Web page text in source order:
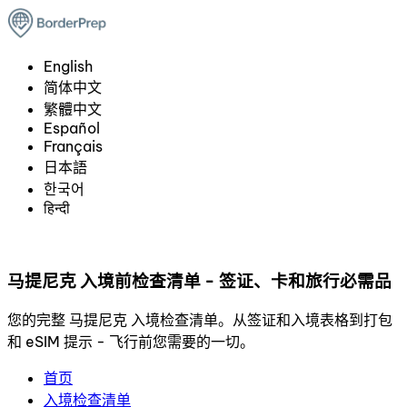
English
简体中文
繁體中文
Español
Français
日本語
한국어
हिन्दी
马提尼克 入境前检查清单 - 签证、卡和旅行必需品
您的完整 马提尼克 入境检查清单。从签证和入境表格到打包
和 eSIM 提示 - 飞行前您需要的一切。
首页
入境检查清单